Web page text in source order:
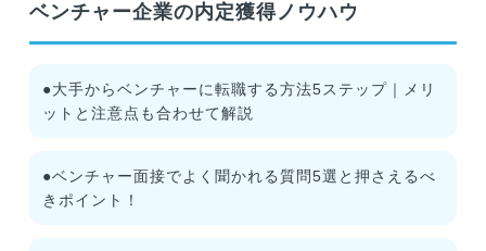
ベンチャー企業の内定獲得ノウハウ
●大手からベンチャーに転職する方法5ステップ｜メリ
ットと注意点も合わせて解説
●ベンチャー面接でよく聞かれる質問5選と押さえるべ
きポイント！